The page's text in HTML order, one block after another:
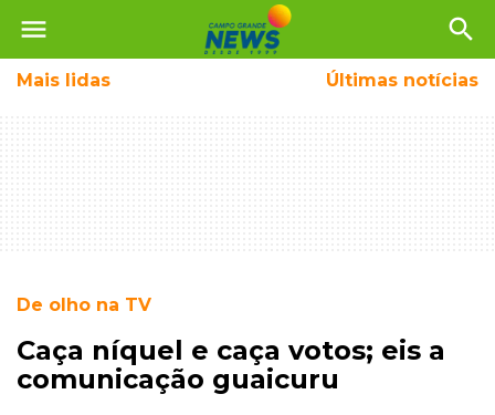
menu search
Mais lidas Últimas notícias
De olho na TV
Caça níquel e caça votos; eis a
comunicação guaicuru